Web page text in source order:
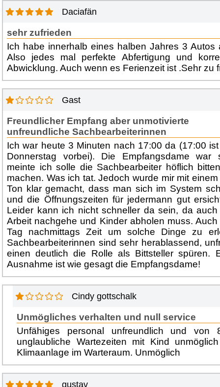
Daciafän
sehr zufrieden
Ich habe innerhalb eines halben Jahres 3 Autos
Also jedes mal perfekte Abfertigung und
Abwicklung. Auch wenn es Ferienzeit ist .Sehr zu
Gast
Freundlicher Empfang aber unmotivierte
unfreundliche Sachbearbeiterinnen
Ich war heute 3 Minuten nach 17:00 da (17:00
Donnerstag vorbei). Die Empfangsdame war
meinte ich solle die Sachbearbeiter höflich
machen. Was ich tat. Jedoch wurde mir mit
Ton klar gemacht, dass man sich im System
und die Öffnungszeiten für jedermann gut
Leider kann ich nicht schneller da sein, da
Arbeit nachgehe und Kinder abholen muss.
Tag nachmittags Zeit um solche Dinge zu
Sachbearbeiterinnen sind sehr herablassend,
einen deutlich die Rolle als Bittsteller spüren.
Ausnahme ist wie gesagt die Empfangsdame!
Cindy gottschalk
Unmögliches verhalten und null service
Unfähiges personal unfreundlich und
unglaubliche Wartezeiten mit Kind
Klimaanlage im Warteraum. Unmöglich
gustav